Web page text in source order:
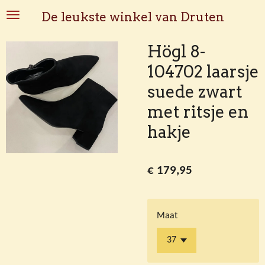
Ga
naar
hoofdinhoud
De leukste winkel van Druten
Högl 8-
104702 laarsje
suede zwart
met ritsje en
hakje
€ 179,95
Maat